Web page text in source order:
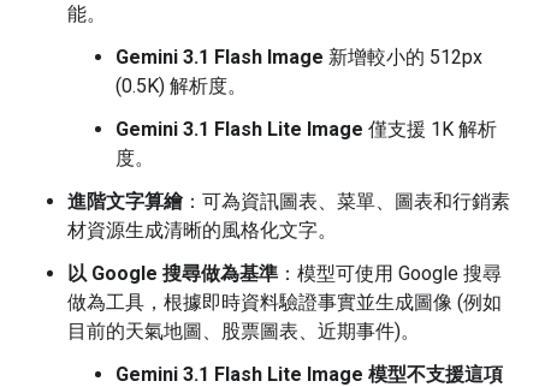
能。
Gemini 3.1 Flash Image 新增較小的 512px
(0.5K) 解析度。
Gemini 3.1 Flash Lite Image 僅支援 1K 解析
度。
進階文字算繪：可為資訊圖表、菜單、圖表和行銷素
材資源生成清晰的風格化文字。
以 Google 搜尋做為基準 ：模型可使用 Google 搜尋
做為工具，根據即時資料驗證事實並生成圖像 (例如
目前的天氣地圖、股票圖表、近期事件)。
Gemini 3.1 Flash Lite Image 模型不支援這項